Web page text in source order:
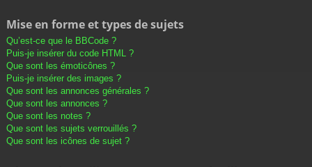
Mise en forme et types de sujets
Qu’est-ce que le BBCode ?
Puis-je insérer du code HTML ?
Que sont les émoticônes ?
Puis-je insérer des images ?
Que sont les annonces générales ?
Que sont les annonces ?
Que sont les notes ?
Que sont les sujets verrouillés ?
Que sont les icônes de sujet ?